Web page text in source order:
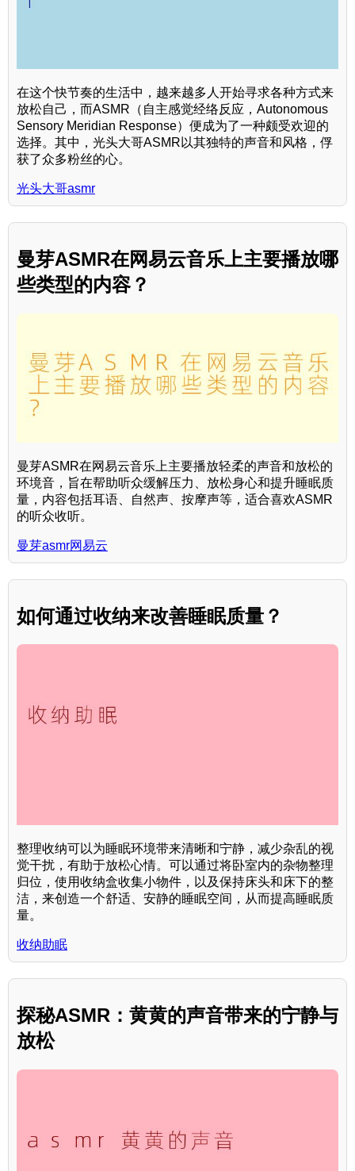
在这个快节奏的生活中，越来越多人开始寻求各种方式来
放松自己，而ASMR（自主感觉经络反应，Autonomous
Sensory Meridian Response）便成为了一种颇受欢迎的
选择。其中，光头大哥ASMR以其独特的声音和风格，俘
获了众多粉丝的心。
光头大哥asmr
曼芽ASMR在网易云音乐上主要播放哪
些类型的内容？
曼芽ASMR在网易云音乐上主要播放轻柔的声音和放松的
环境音，旨在帮助听众缓解压力、放松身心和提升睡眠质
量，内容包括耳语、自然声、按摩声等，适合喜欢ASMR
的听众收听。
曼芽asmr网易云
如何通过收纳来改善睡眠质量？
整理收纳可以为睡眠环境带来清晰和宁静，减少杂乱的视
觉干扰，有助于放松心情。可以通过将卧室内的杂物整理
归位，使用收纳盒收集小物件，以及保持床头和床下的整
洁，来创造一个舒适、安静的睡眠空间，从而提高睡眠质
量。
收纳助眠
探秘ASMR：黄黄的声音带来的宁静与
放松